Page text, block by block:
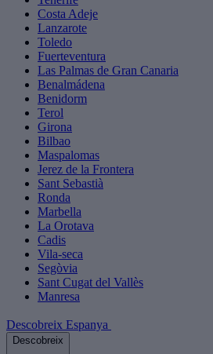
Costa Adeje
Lanzarote
Toledo
Fuerteventura
Las Palmas de Gran Canaria
Benalmádena
Benidorm
Terol
Girona
Bilbao
Maspalomas
Jerez de la Frontera
Sant Sebastià
Ronda
Marbella
La Orotava
Cadis
Vila-seca
Segòvia
Sant Cugat del Vallès
Manresa
Descobreix Espanya
Descobreix